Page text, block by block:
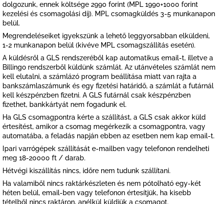
dolgozunk, ennek költsége 2990 forint (MPL 1990+1000 forint
kezelési és csomagolási díj). MPL csomagküldés 3-5 munkanapon
belül.
Megrendeléseiket igyekszünk a lehető leggyorsabban elküldeni,
1-2 munkanapon belül (kivéve MPL csomagszállítás esetén).
A küldésről a GLS rendszeréből kap automatikus email-t, illetve a
Billingo rendszerből küldünk számlát. Az utánvételes számlát nem
kell elutalni, a számlázó program beállítása miatt van rajta a
bankszámlaszámunk és egy fizetési határidő, a számlát a futárnál
kell készpénzben fizetni. A GLS futárnál csak készpénzben
fizethet, bankkártyát nem fogadunk el.
Ha GLS csomagpontra kérte a szállítást, a GLS csak akkor küld
értesítést, amikor a csomag megérkezik a csomagpontra, vagy
automatába, a feladás napján ebben az esetben nem kap email-t.
Ipari varrógépek szállítását e-mailben vagy telefonon rendelheti
meg 18-20000 ft / darab.
Hétvégi kiszállítás nincs, időre nem tudunk szállítani.
Ha valamiből nincs raktárkészleten és nem pótolható egy-két
héten belül, email-ben vagy telefonon értesítjük, ha kisebb
tételből nincs raktáron, anélkül küldjük a csomagot.